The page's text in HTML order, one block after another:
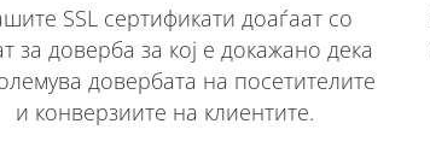
SSL сертификати доаѓаат со
за доверба за кој е докажано дека
довербата на посетителите
и конверзиите на клиентите.